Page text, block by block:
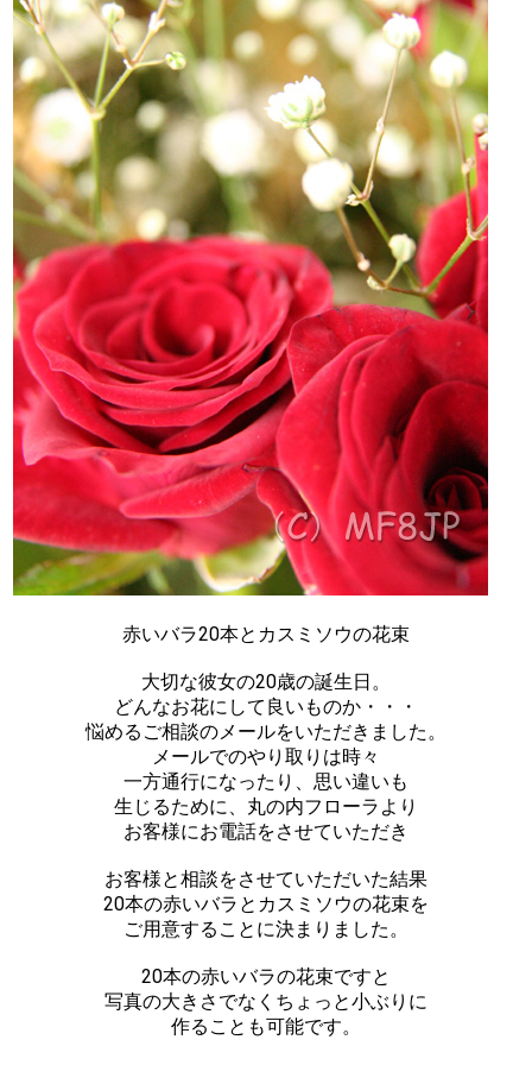
赤いバラ20本とカスミソウの花束
大切な彼女の20歳の誕生日。
どんなお花にして良いものか・・・
悩めるご相談のメールをいただきました。
メールでのやり取りは時々
一方通行になったり、思い違いも
生じるために、丸の内フローラより
お客様にお電話をさせていただき
お客様と相談をさせていただいた結果
20本の赤いバラとカスミソウの花束を
ご用意することに決まりました。
20本の赤いバラの花束ですと
写真の大きさでなくちょっと小ぶりに
作ることも可能です。